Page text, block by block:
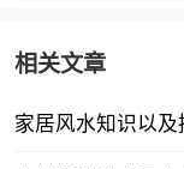
相关文章
家居风水知识以及